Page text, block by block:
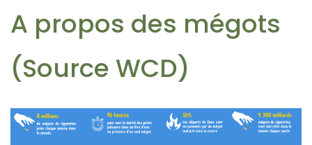
A propos des mégots
(Source WCD)